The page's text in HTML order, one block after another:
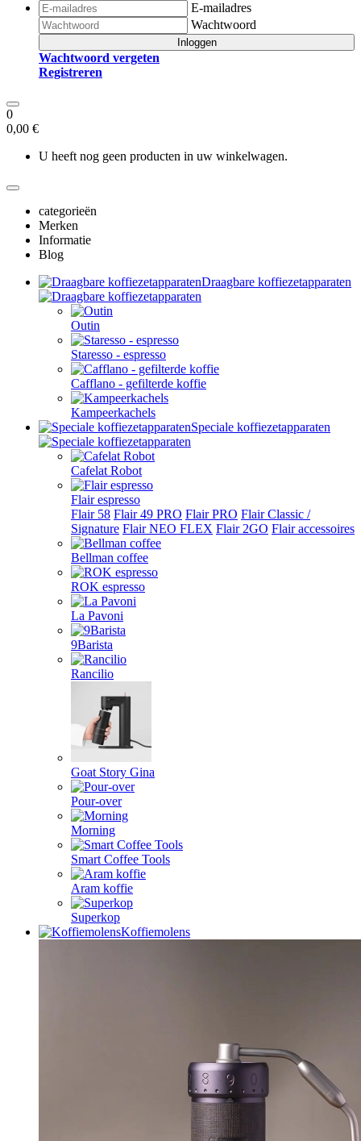
E-mailadres
Wachtwoord
Inloggen
Wachtwoord vergeten
Registreren
0
0,00 €
U heeft nog geen producten in uw winkelwagen.
categorieën
Merken
Informatie
Blog
Draagbare koffiezetapparaten
Outin
Staresso - espresso
Cafflano - gefilterde koffie
Kampeerkachels
Speciale koffiezetapparaten
Cafelat Robot
Flair espresso
Flair 58 Flair 49 PRO Flair PRO Flair Classic /
Signature Flair NEO FLEX Flair 2GO Flair accessoires
Bellman coffee
ROK espresso
La Pavoni
9Barista
Rancilio
Goat Story Gina
Pour-over
Morning
Smart Coffee Tools
Aram koffie
Superkop
Koffiemolens